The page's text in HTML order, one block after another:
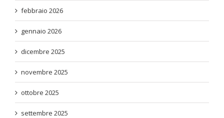
febbraio 2026
gennaio 2026
dicembre 2025
novembre 2025
ottobre 2025
settembre 2025